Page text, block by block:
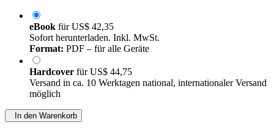
eBook fürUS$ 42,35
Sofort herunterladen. Inkl. MwSt.
Format: PDF – für alle Geräte
Hardcover fürUS$ 44,75
Versand in ca. 10 Werktagen national, internationaler Versand
möglich
In den Warenkorb